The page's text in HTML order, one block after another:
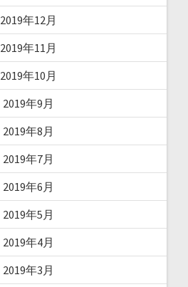
2019年12月
2019年11月
2019年10月
2019年9月
2019年8月
2019年7月
2019年6月
2019年5月
2019年4月
2019年3月